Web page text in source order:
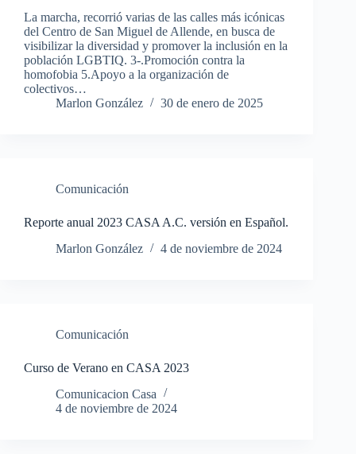
La marcha, recorrió varias de las calles más icónicas
del Centro de San Miguel de Allende, en busca de
visibilizar la diversidad y promover la inclusión en la
población LGBTIQ. 3-.Promoción contra la
homofobia 5.Apoyo a la organización de
colectivos…
Marlon González
30 de enero de 2025
Comunicación
Reporte anual 2023 CASA A.C. versión en Español.
Marlon González
4 de noviembre de 2024
Comunicación
Curso de Verano en CASA 2023
Comunicacion Casa
4 de noviembre de 2024